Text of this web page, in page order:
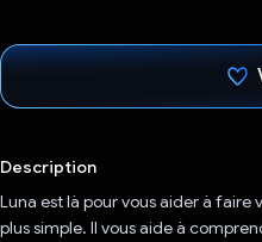
Description
Luna est là pour vous aider à faire
plus simple. Il vous aide à